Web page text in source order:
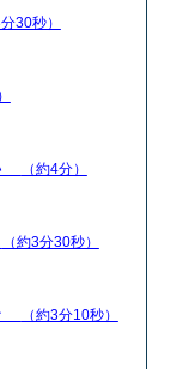
分30秒）
（約4分）
（約3分30秒）
（約3分10秒）